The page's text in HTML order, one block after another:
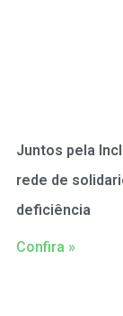
Juntos pela
rede de
deficiência
Confira »